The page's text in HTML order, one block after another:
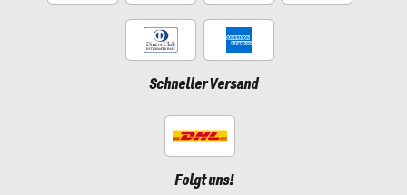
Schneller Versand
Folgt uns!